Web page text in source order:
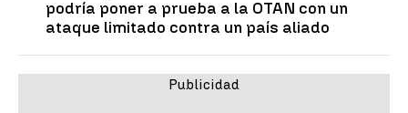
podría poner a prueba a la OTAN con un
ataque limitado contra un país aliado